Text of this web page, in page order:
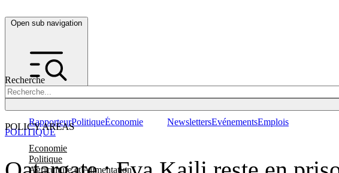
Open sub navigation
Recherche
POLICY AREAS
Economie
Politique
Agriculture et Alimentation
RapporteurPolitiqueÉconomie NewslettersEvénementsEmplois
POLITIQUE